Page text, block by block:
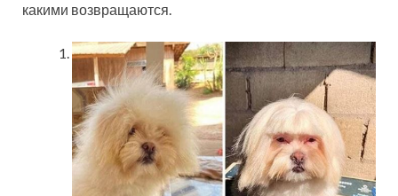
какими возвращаются.